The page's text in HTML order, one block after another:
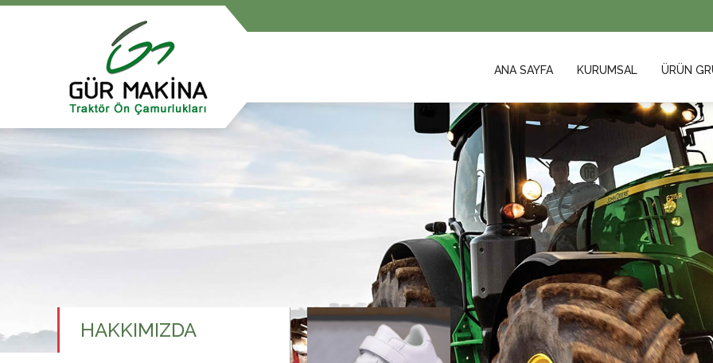
ANA SAYFA KURUMSAL ÜRÜN
HAKKIMIZDA